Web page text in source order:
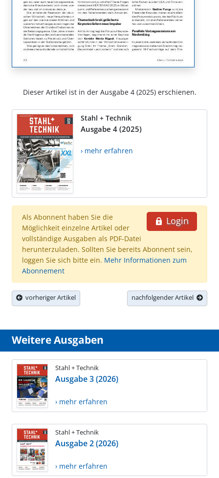
Dieser Artikel ist in der Ausgabe 4 (2025) erschienen.
Stahl + Technik
Ausgabe 4 (2025)
› mehr erfahren
Login
Als Abonnent haben Sie die
Möglichkeit einzelne Artikel oder
vollständige Ausgaben als PDF-Datei
herunterzuladen. Sollten Sie bereits Abonnent sein,
loggen Sie sich bitte ein. Mehr Informationen zum
Abonnement
vorheriger Artikel nachfolgender Artikel
Weitere Ausgaben
Stahl + Technik
Ausgabe 3 (2026)
› mehr erfahren
Stahl + Technik
Ausgabe 2 (2026)
› mehr erfahren